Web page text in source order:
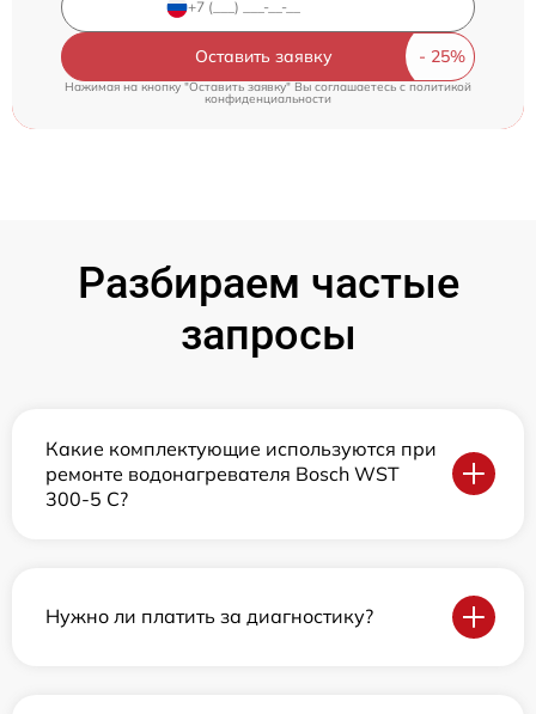
Оставить заявку
Нажимая на кнопку "Оставить заявку" Вы соглашаетесь cполитикой
конфиденциальности
Разбираем частые
запросы
Какие комплектующие используются при
ремонте водонагревателя Bosch WST
300-5 C?
Нужно ли платить за диагностику?